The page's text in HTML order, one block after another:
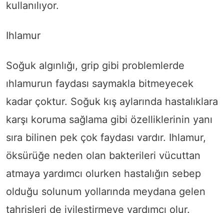
kullanılıyor.
Ihlamur
Soğuk algınlığı, grip gibi problemlerde
ıhlamurun faydası saymakla bitmeyecek
kadar çoktur. Soğuk kış aylarında hastalıklara
karşı koruma sağlama gibi özelliklerinin yanı
sıra bilinen pek çok faydası vardır. Ihlamur,
öksürüğe neden olan bakterileri vücuttan
atmaya yardımcı olurken hastalığın sebep
olduğu solunum yollarında meydana gelen
tahrişleri de iyileştirmeye yardımcı olur.